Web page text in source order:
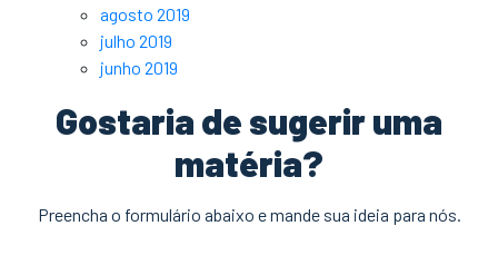
agosto 2019
julho 2019
junho 2019
Gostaria de sugerir uma
matéria?
Preencha o formulário abaixo e mande sua ideia para nós.